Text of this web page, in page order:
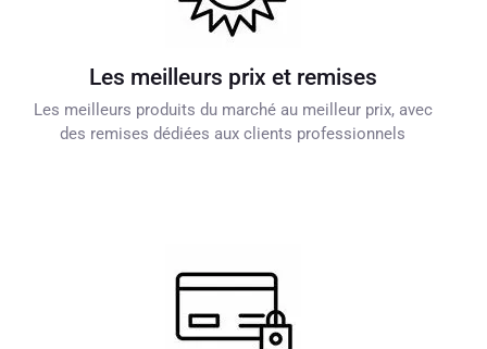
Les meilleurs prix et remises
Les meilleurs produits du marché au meilleur prix, avec
des remises dédiées aux clients professionnels